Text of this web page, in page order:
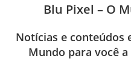
Blu Pixel – O
Notícias e conteúdos
Mundo para você